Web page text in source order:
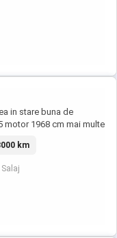
in stare buna de
motor 1968 cm mai multe
km